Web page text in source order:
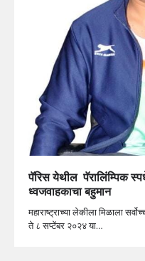
पॅरिस येथील पॅरालिंम्पिक
ध्वजवाहकाचा बहुमान
महाराष्ट्राच्या लेकीला मिळाला
ते ८ सप्टेंबर २०२४ या…